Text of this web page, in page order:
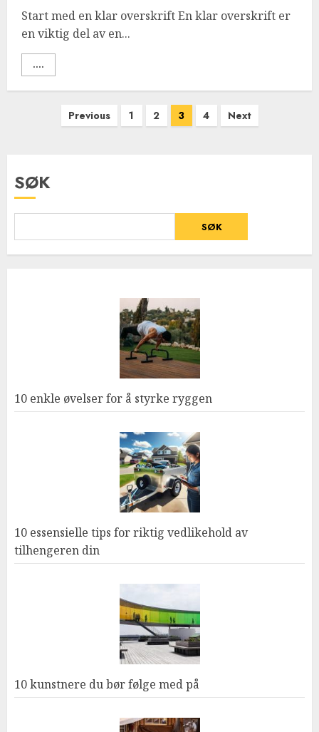
Start med en klar overskrift En klar overskrift er
en viktig del av en...
....
Sidepaginering
Previous 1 2 3 4 Next
SØK
SØK
10 enkle øvelser for å styrke ryggen
10 essensielle tips for riktig vedlikehold av
tilhengeren din
10 kunstnere du bør følge med på